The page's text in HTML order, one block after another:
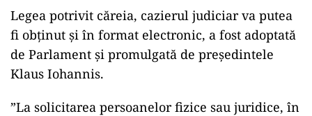
Legea potrivit căreia, cazierul judiciar va putea
fi obținut și în format electronic, a fost adoptată
de Parlament și promulgată de președintele
Klaus Iohannis.
”La solicitarea persoanelor fizice sau juridice, în